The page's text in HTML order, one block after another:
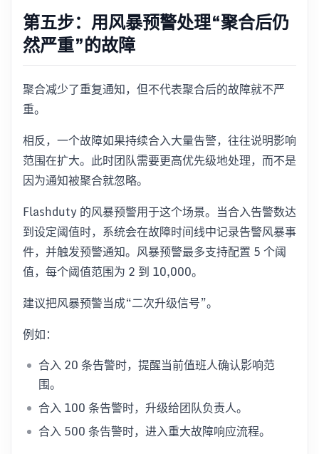
第五步：用风暴预警处理“聚合后仍
然严重”的故障
聚合减少了重复通知，但不代表聚合后的故障就不严
重。
相反，一个故障如果持续合入大量告警，往往说明影响
范围在扩大。此时团队需要更高优先级地处理，而不是
因为通知被聚合就忽略。
Flashduty 的风暴预警用于这个场景。当合入告警数达
到设定阈值时，系统会在故障时间线中记录告警风暴事
件，并触发预警通知。风暴预警最多支持配置 5 个阈
值，每个阈值范围为 2 到 10,000。
建议把风暴预警当成“二次升级信号”。
例如：
合入 20 条告警时，提醒当前值班人确认影响范
围。
合入 100 条告警时，升级给团队负责人。
合入 500 条告警时，进入重大故障响应流程。